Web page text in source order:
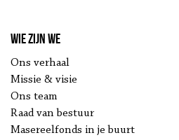
Wie zijn we
Ons verhaal
Missie & visie
Ons team
Raad van bestuur
Masereelfonds in je buurt